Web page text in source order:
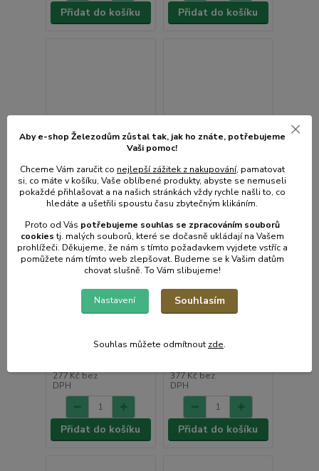
Přidat do košíku Přidat do košíku
Krajáč d26cm (3,0l)
červený, smalt
277 Kčbez
DPH
prac. dnů
Přidat do košíku
1 hodnocení
Krajáč d30cm (5,0l)
červený, smalt
377 Kčbez
DPH
prac. dnů
Přidat do košíku
Aby e-shop Železodům zůstal tak, jak ho znáte, potřebujeme
Vaši pomoc!
Chceme Vám zaručit co nejlepší zážitek z nakupování, pamatovat
si, co máte v košíku, Vaše oblíbené produkty, abyste se nemuseli
pokaždé přihlašovat a na našich stránkách vždy rychle našli to, co
hledáte a ušetřili spoustu času zbytečným klikáním.
Proto od Vás potřebujeme souhlas se zpracováním souborů
cookiestj. malých souborů, které se dočasně ukládají na Vašem
prohlížeči. Děkujeme, že nám s tímto požadavkem vyjdete vstříc a
pomůžete nám tímto web zlepšovat. Budeme se k Vašim datům
chovat slušně. To Vám slibujeme!
Nastavení Souhlasím
Souhlas můžete odmítnout zde.